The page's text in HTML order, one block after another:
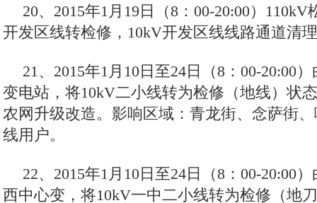
20、2015年1月19日（8：00-20:00）
开发区线转检修，10kV开发区线线路通道清
21、2015年1月10日至24日（8：00-20:00
变电站，将10kV二小线转为检修（地线）状
农网升级改造。影响区域：青龙街、念萨街
线用户。
22、2015年1月10日至24日（8：00-20:00
西中心变，将10kV一中二小线转为检修（地